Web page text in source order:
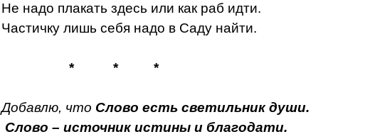
Не надо плакать здесь или как раб идти.
Частичку лишь себя надо в Саду найти.
* * *
Добавлю, что Слово есть светильник души.
Слово – источник истины и благодати.